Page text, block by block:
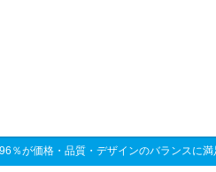
％が価格・品質・デザインのバランスに